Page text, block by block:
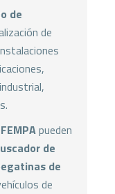
de
de
pueden
de
de
de